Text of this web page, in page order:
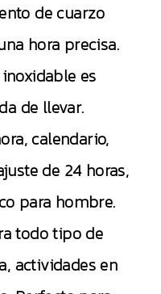
de cuarzo
hora precisa.
es
de llevar.
calendario,
de 24 horas,
para hombre.
todo tipo de
actividades en